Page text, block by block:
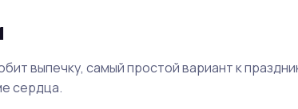
выпечку, самый простой вариант к
сердца.